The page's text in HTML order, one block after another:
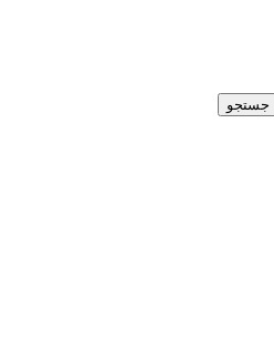
جستجو